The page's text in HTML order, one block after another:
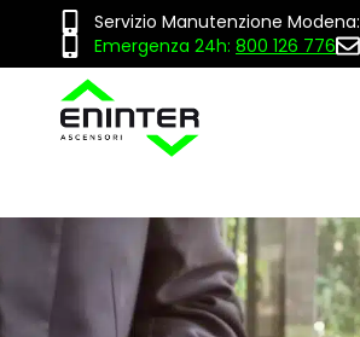
Servizio Manutenzione Modena:
Emergenza 24h: 800 126 776